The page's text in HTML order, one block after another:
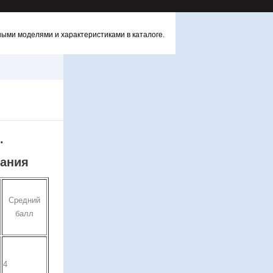
моделями и характеристиками в каталоге.
Средний
балл
4